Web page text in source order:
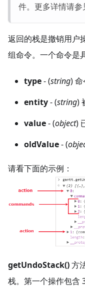
件。更多详情请参
返回的栈是撤销用户
组命令。一个命令是
type- (string)
entity- (string)
value- (object)
oldValue- (
请看下面的示例：
getUndoStack()方
栈。第一个操作包含